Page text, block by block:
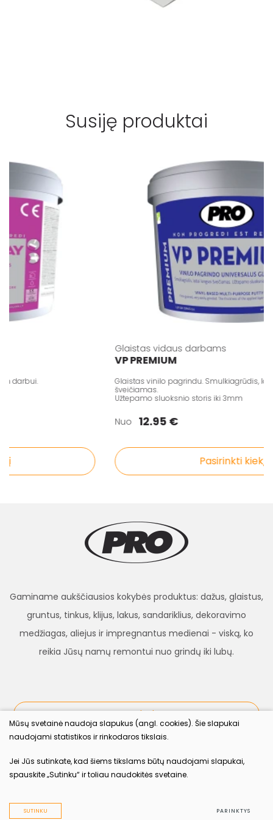
Susiję produktai
darbui.
Glaistas vidaus darbams
VP PREMIUM
Glaistas vinilo pagrindu. Smulkiagrūdis,
šveičiamas.
Užtepamo sluoksnio storis iki 3mm
Nuo 12.95 €
Pasirinkti kiekį
Gaminame aukščiausios kokybės produktus: dažus, glaistus,
gruntus, tinkus, klijus, lakus, sandariklius, dekoravimo
medžiagas, aliejus ir impregnantus medienai - viską, ko
reikia Jūsų namų remontui nuo grindų iki lubų.
procolor.lt
Mūsų svetainė naudoja slapukus (angl. cookies). Šie slapukai
naudojami statistikos ir rinkodaros tikslais.
Jei Jūs sutinkate, kad šiems tikslams būtų naudojami slapukai,
spauskite „Sutinku“ ir toliau naudokitės svetaine.
SUTINKU PARINKTYS